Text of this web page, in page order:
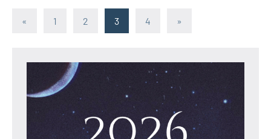
Paginazione
articoli
« Articolo1 2 3 4
Articolo
»